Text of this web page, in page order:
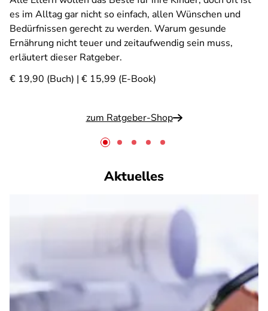
es im Alltag gar nicht so einfach, allen Wünschen und
Bedürfnissen gerecht zu werden. Warum gesunde
Ernährung nicht teuer und zeitaufwendig sein muss,
erläutert dieser Ratgeber.
€ 19,90 (Buch) | € 15,99 (E-Book)
zum Ratgeber-Shop
Aktuelles